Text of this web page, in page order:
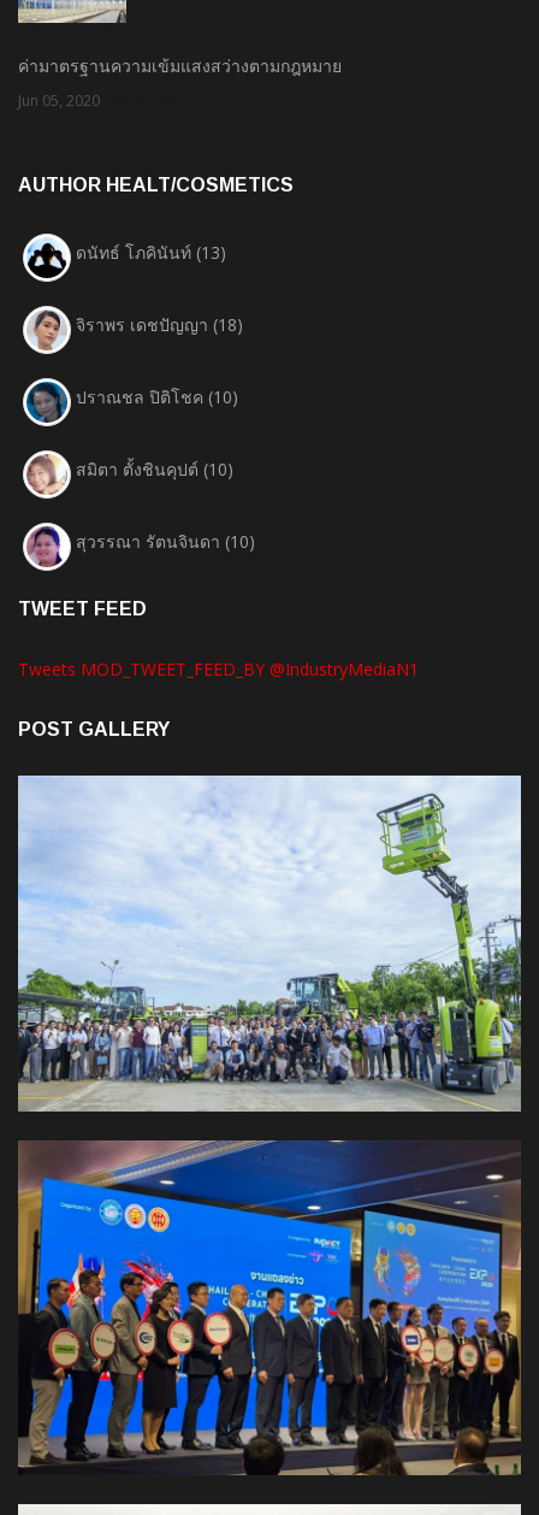
ค่ามาตรฐานความเข้มแสงสว่างตามกฎหมาย
Jun 05, 2020
AUTHOR HEALT/COSMETICS
ดนัทธ์ โภคินันท์ (13)
จิราพร เดชปัญญา (18)
ปราณชล ปิติโชค (10)
สมิตา ตั้งชินคุปต์ (10)
สุวรรณา รัตนจินดา (10)
TWEET FEED
Tweets MOD_TWEET_FEED_BY @IndustryMediaN1
POST GALLERY